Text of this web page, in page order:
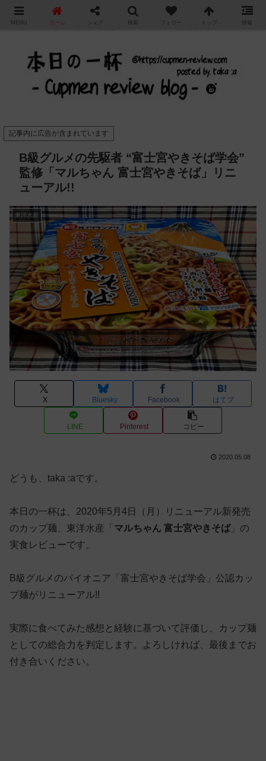
カップ麺の新商品をレビュー / アレンジするブログ
記事内に広告が含まれています
B級グルメの先駆者 “富士宮やきそば学会”
監修「マルちゃん 富士宮やきそば」リニ
ューアル!!
東洋水産
X Bluesky Facebook はてブ
LINE Pinterest コピー
2020.05.08
どうも、taka :aです。
本日の一杯は、2020年5月4日（月）リニューアル新発売
のカップ麺、東洋水産「 マルちゃん 富士宮やきそば」の
実食レビューです。
B級グルメのパイオニア「富士宮やきそば学会」公認カッ
プ麺がリニューアル!!
実際に食べてみた感想と経験に基づいて評価し、カップ麺
としての総合力を判定します。よろしければ、最後までお
付き合いください。
MENU ホーム シェア 検索 フォロー トップ 情報